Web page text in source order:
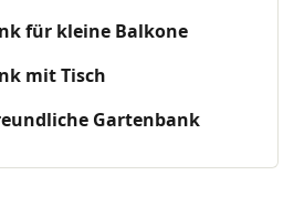
für kleine Balkone
mit Tisch
Gartenbank